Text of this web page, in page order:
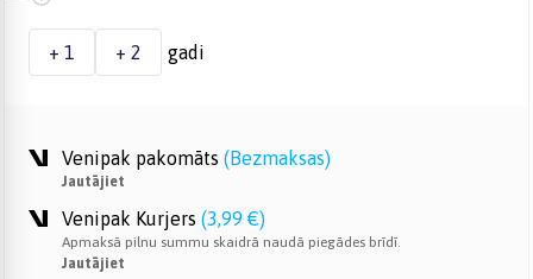
+ 1 + 2 gadi
Venipak pakomāts (Bezmaksas)
Jautājiet
Venipak Kurjers (3,99 €)
Apmaksā pilnu summu skaidrā naudā piegādes brīdī.
Jautājiet